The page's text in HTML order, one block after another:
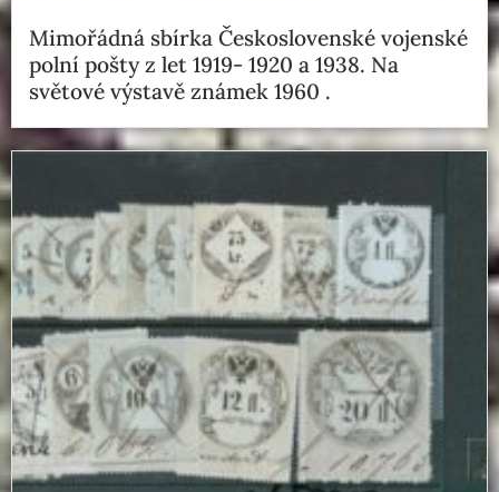
Mimořádná sbírka Československé vojenské
polní pošty z let 1919- 1920 a 1938. Na
světové výstavě známek 1960 .